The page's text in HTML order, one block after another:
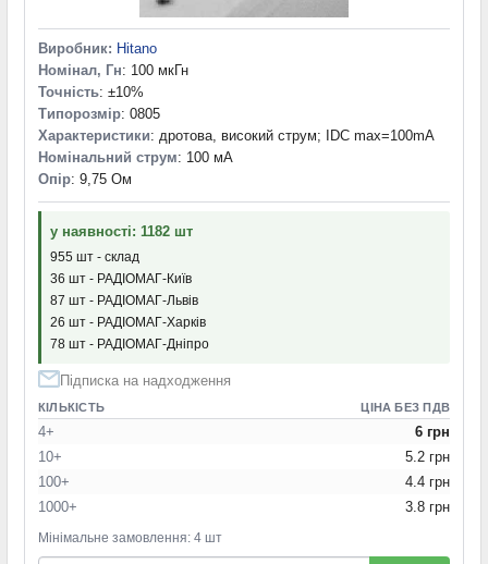
Виробник: Hitano
Номінал, Гн: 100 мкГн
Точність: ±10%
Типорозмір: 0805
Характеристики: дротова, високий струм; IDC max=100mA
Номінальний струм: 100 мА
Опір: 9,75 Ом
у наявності: 1182 шт
955 шт - склад
36 шт - РАДІОМАГ-Київ
87 шт - РАДІОМАГ-Львів
26 шт - РАДІОМАГ-Харків
78 шт - РАДІОМАГ-Дніпро
Підписка на надходження
КІЛЬКІСТЬ ЦІНА БЕЗ ПДВ
4+
6 грн
10+
5.2 грн
100+
4.4 грн
1000+
3.8 грн
Мінімальне замовлення: 4 шт